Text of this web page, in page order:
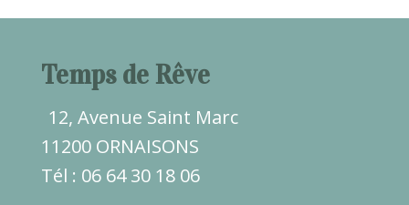
Temps de Rêve
12, Avenue Saint Marc
11200 ORNAISONS
Tél : 06 64 30 18 06